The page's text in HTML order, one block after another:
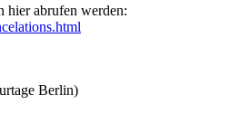
hier abrufen werden:
Berlin)